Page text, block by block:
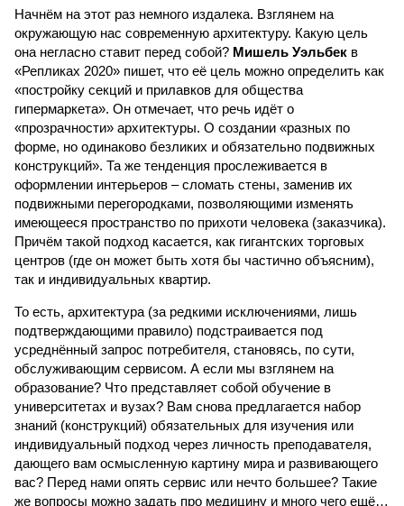
Начнём на этот раз немного издалека. Взглянем на
окружающую нас современную архитектуру. Какую цель
она негласно ставит перед собой? Мишель Уэльбек в
«Репликах 2020» пишет, что её цель можно определить как
«постройку секций и прилавков для общества
гипермаркета». Он отмечает, что речь идёт о
«прозрачности» архитектуры. О создании «разных по
форме, но одинаково безликих и обязательно подвижных
конструкций». Та же тенденция прослеживается в
оформлении интерьеров – сломать стены, заменив их
подвижными перегородками, позволяющими изменять
имеющееся пространство по прихоти человека (заказчика).
Причём такой подход касается, как гигантских торговых
центров (где он может быть хотя бы частично объясним),
так и индивидуальных квартир.
То есть, архитектура (за редкими исключениями, лишь
подтверждающими правило) подстраивается под
усреднённый запрос потребителя, становясь, по сути,
обслуживающим сервисом. А если мы взглянем на
образование? Что представляет собой обучение в
университетах и вузах? Вам снова предлагается набор
знаний (конструкций) обязательных для изучения или
индивидуальный подход через личность преподавателя,
дающего вам осмысленную картину мира и развивающего
вас? Перед нами опять сервис или нечто большее? Такие
же вопросы можно задать про медицину и много чего ещё…